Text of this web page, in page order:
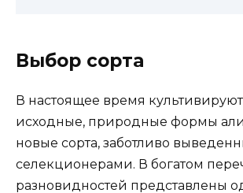
Выбор сорта
В настоящее время
исходные, природные формы
новые сорта, заботливо
селекционерами. В богатом
разновидностей представлены